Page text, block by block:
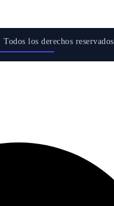
los derechos reservados.